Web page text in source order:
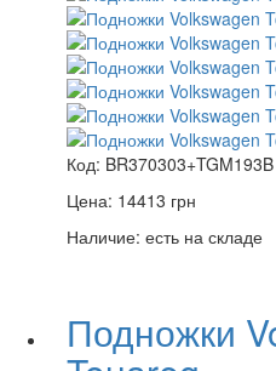
Код: BR370303+TGM193B
Цена: 14413 грн
Наличие: есть на складе
Подножки